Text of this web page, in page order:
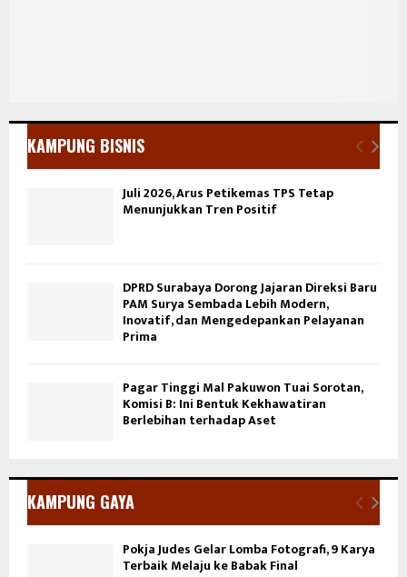
KAMPUNG BISNIS
Juli 2026, Arus Petikemas TPS Tetap
Menunjukkan Tren Positif
DPRD Surabaya Dorong Jajaran Direksi Baru
PAM Surya Sembada Lebih Modern,
Inovatif, dan Mengedepankan Pelayanan
Prima
Pagar Tinggi Mal Pakuwon Tuai Sorotan,
Komisi B: Ini Bentuk Kekhawatiran
Berlebihan terhadap Aset
KAMPUNG GAYA
Pokja Judes Gelar Lomba Fotografi, 9 Karya
Terbaik Melaju ke Babak Final